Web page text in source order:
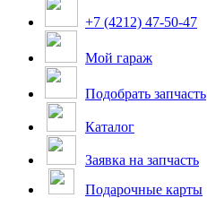
+7 (4212) 47-50-47
Мой гараж
Подобрать запчасть
Каталог
Заявка на запчасть
Подарочные карты